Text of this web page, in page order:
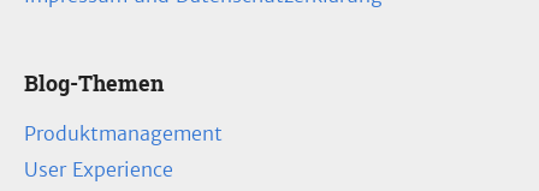
Blog-Themen
Produktmanagement
User Experience